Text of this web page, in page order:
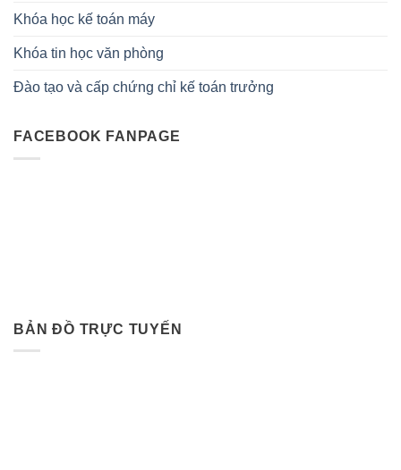
Khóa học kế toán máy
Khóa tin học văn phòng
Đào tạo và cấp chứng chỉ kế toán trưởng
FACEBOOK FANPAGE
BẢN ĐỒ TRỰC TUYẾN